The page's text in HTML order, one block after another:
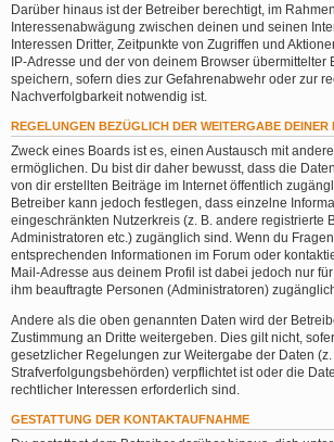
Darüber hinaus ist der Betreiber berechtigt, im
Interessenabwägung zwischen deinen und seinen
Interessen Dritter, Zeitpunkte von Zugriffen und
IP-Adresse und der von deinem Browser übermittelter
speichern, sofern dies zur Gefahrenabwehr oder zur
Nachverfolgbarkeit notwendig ist.
REGELUNGEN BEZÜGLICH DER WEITERGABE DEINER
Zweck eines Boards ist es, einen Austausch mit
ermöglichen. Du bist dir daher bewusst, dass die
von dir erstellten Beiträge im Internet öffentlich
Betreiber kann jedoch festlegen, dass einzelne
eingeschränkten Nutzerkreis (z. B. andere registrierte
Administratoren etc.) zugänglich sind. Wenn du
entsprechenden Informationen im Forum oder
Mail-Adresse aus deinem Profil ist dabei jedoch nur
ihm beauftragte Personen (Administratoren)
Andere als die oben genannten Daten wird der
Zustimmung an Dritte weitergeben. Dies gilt nicht,
gesetzlicher Regelungen zur Weitergabe der Daten (z.
Strafverfolgungsbehörden) verpflichtet ist oder die
rechtlicher Interessen erforderlich sind.
GESTATTUNG DER KONTAKTAUFNAHME